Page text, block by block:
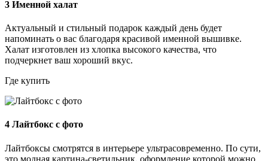
3 Именной халат
Актуальный и стильный подарок каждый день будет
напоминать о вас благодаря красивой именной вышивке.
Халат изготовлен из хлопка высокого качества, что
подчеркнет ваш хороший вкус.
Где купить
4 Лайтбокс с фото
Лайтбоксы смотрятся в интерьере ультрасовременно. По сути,
это модная картина-светильник, оформление которой можно